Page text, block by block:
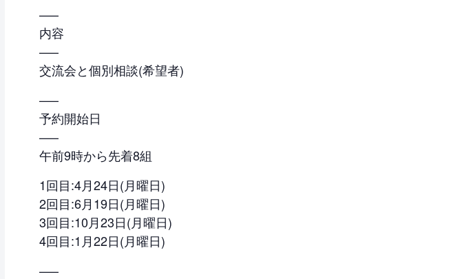
—–
内容
—–
交流会と個別相談(希望者)
—–
予約開始日
—–
午前9時から先着8組
1回目:4月24日(月曜日)
2回目:6月19日(月曜日)
3回目:10月23日(月曜日)
4回目:1月22日(月曜日)
—–